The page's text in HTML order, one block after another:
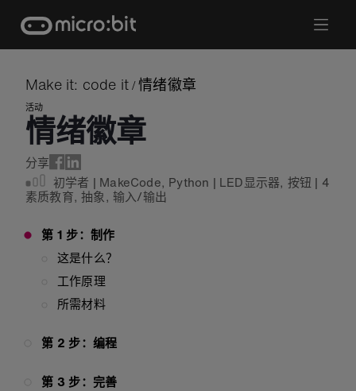
content
Make it: code it /情绪徽章
活动
情绪徽章
分享
初学者 | MakeCode, Python | LED显示器, 按钮 | 4
素质教育,抽象,输入/输出
第 1 步：制作
这是什么？
工作原理
所需材料
第 2 步：编程
第 3 步：完善